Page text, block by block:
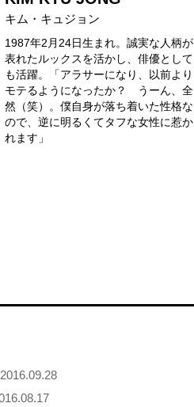
キム・キュジョン
1987年2月24日生まれ。誠実な人柄が
表れたルックスを活かし、俳優として
も活躍。「アラサーになり、以前より
モテるようになったか？ うーん、全
然（笑）。僕自身が落ち着いた性格な
ので、逆に明るくてタフな女性に惹か
れます」